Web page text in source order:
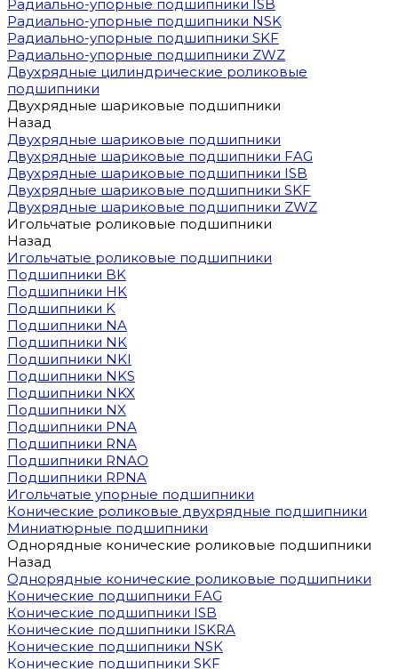
Радиально-упорные подшипники ISB
Радиально-упорные подшипники NSK
Радиально-упорные подшипники SKF
Радиально-упорные подшипники ZWZ
Двухрядные цилиндрические роликовые
подшипники
Двухрядные шариковые подшипники
Назад
Двухрядные шариковые подшипники
Двухрядные шариковые подшипники FAG
Двухрядные шариковые подшипники ISB
Двухрядные шариковые подшипники SKF
Двухрядные шариковые подшипники ZWZ
Игольчатые роликовые подшипники
Назад
Игольчатые роликовые подшипники
Подшипники BK
Подшипники HK
Подшипники K
Подшипники NA
Подшипники NK
Подшипники NKI
Подшипники NKS
Подшипники NKX
Подшипники NX
Подшипники PNA
Подшипники RNA
Подшипники RNAO
Подшипники RPNA
Игольчатые упорные подшипники
Конические роликовые двухрядные подшипники
Миниатюрные подшипники
Однорядные конические роликовые подшипники
Назад
Однорядные конические роликовые подшипники
Конические подшипники FAG
Конические подшипники ISB
Конические подшипники ISKRA
Конические подшипники NSK
Конические подшипники SKF